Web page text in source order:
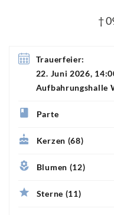
†
Trauerfeier:
22. Juni 2026,
Aufbahrungshalle
Parte
Kerzen (68)
Blumen (12)
Sterne (11)